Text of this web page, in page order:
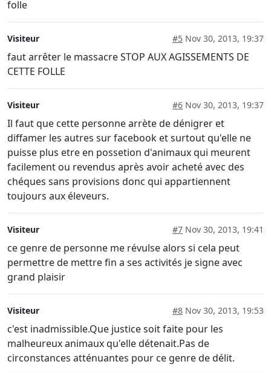
folle
Visiteur #5 Nov 30, 2013, 19:37
faut arrêter le massacre STOP AUX AGISSEMENTS DE
CETTE FOLLE
Visiteur #6 Nov 30, 2013, 19:37
Il faut que cette personne arrète de dénigrer et
diffamer les autres sur facebook et surtout qu'elle ne
puisse plus etre en possetion d'animaux qui meurent
facilement ou revendus après avoir acheté avec des
chéques sans provisions donc qui appartiennent
toujours aux éleveurs.
Visiteur #7 Nov 30, 2013, 19:41
ce genre de personne me révulse alors si cela peut
permettre de mettre fin a ses activités je signe avec
grand plaisir
Visiteur #8 Nov 30, 2013, 19:53
c'est inadmissible.Que justice soit faite pour les
malheureux animaux qu'elle détenait.Pas de
circonstances atténuantes pour ce genre de délit.